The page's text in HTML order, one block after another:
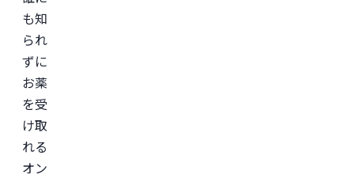
も知
られ
ずに
お薬
を受
け取
れる
オン